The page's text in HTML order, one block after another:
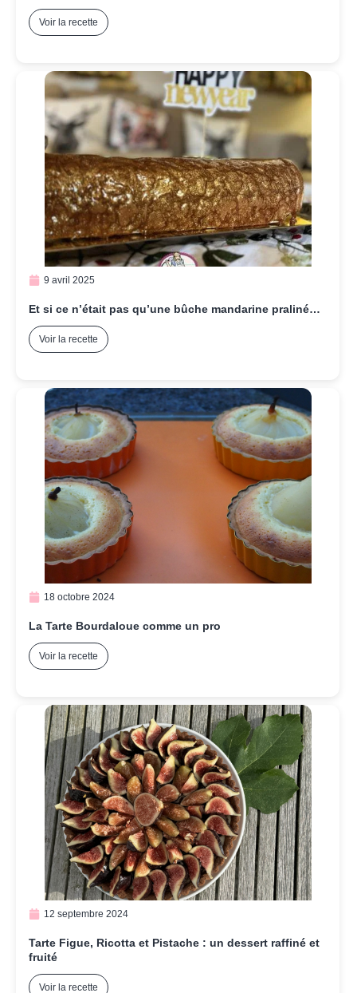
Voir la recette
9 avril 2025
Et si ce n’était pas qu’une bûche mandarine praliné…
Voir la recette
18 octobre 2024
La Tarte Bourdaloue comme un pro
Voir la recette
12 septembre 2024
Tarte Figue, Ricotta et Pistache : un dessert raffiné et
fruité
Voir la recette